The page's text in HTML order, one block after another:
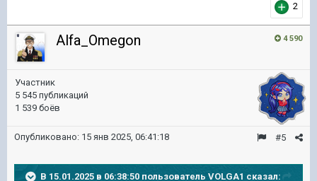
2
4 590
Alfa_Omegon
Участник
5 545 публикаций
1 539 боёв
#5
Опубликовано: 15 янв 2025, 06:41:18
В 15.01.2025 в 06:38:50 пользователь VOLGA1 сказал: